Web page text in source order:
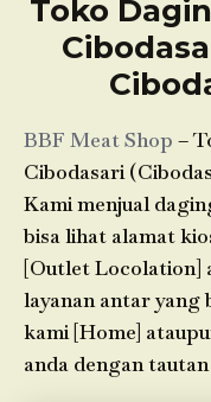
Toko
BBF Meat Shop –
Cibodasari
Kami menjual
bisa lihat alamat
[Outlet Locolation]
layanan antar yang
kami [Home]
anda dengan